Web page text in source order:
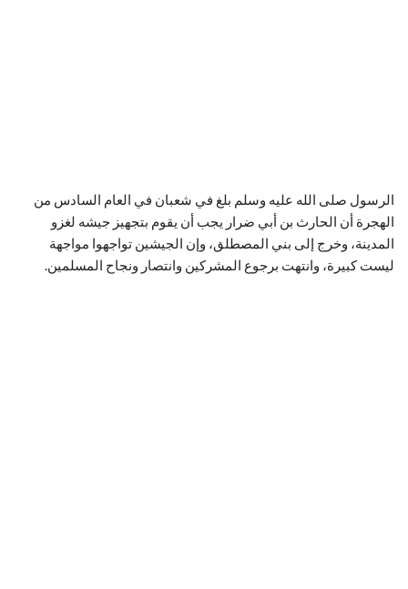
الرسول صلى الله عليه وسلم بلغ في شعبان في العام السادس من
الهجرة أن الحارث بن أبي ضرار يجب أن يقوم بتجهيز جيشه لغزو
المدينة، وخرج إلى بني المصطلق، وإن الجيشين تواجهوا مواجهة
ليست كبيرة، وانتهت برجوع المشركين وانتصار ونجاح المسلمين.